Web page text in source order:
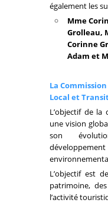
également les
Mme
Grolleau,
Corinne
Adam et
La
Local et
L’objectif de
une vision
son
L’objectif est
patrimoine,
l’activité